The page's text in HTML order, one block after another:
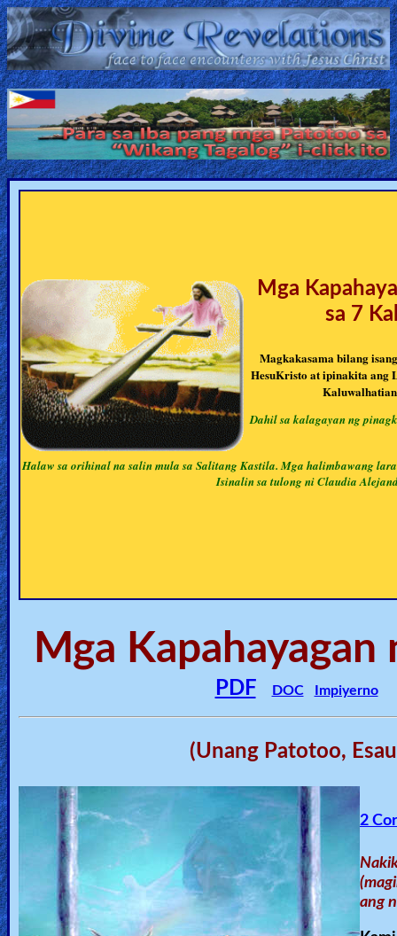
Home:
Mobile
Home: Original Style
🎞
Christian
Netflix
🎞
Jewish
Stories
X-
MP3
Bible
Movies
🎞
Mga
sa 7
Magkakasama bilang
HesuKristo at ipinakita ang
Dahil sa kalagayan ng
Halaw sa orihinal na salin mula sa Salitang Kastila. Mga halimbawang
Isinalin sa tulong ni Claudia
Mga Kapahayagan
PDF DOC Impiyerno
(Unang Patotoo,
2
ang